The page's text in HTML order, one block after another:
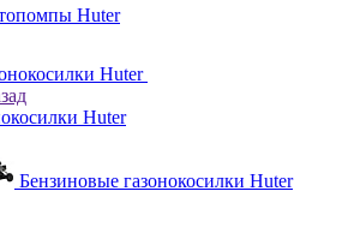
Huter
Huter
Huter
Бензиновые газонокосилки Huter